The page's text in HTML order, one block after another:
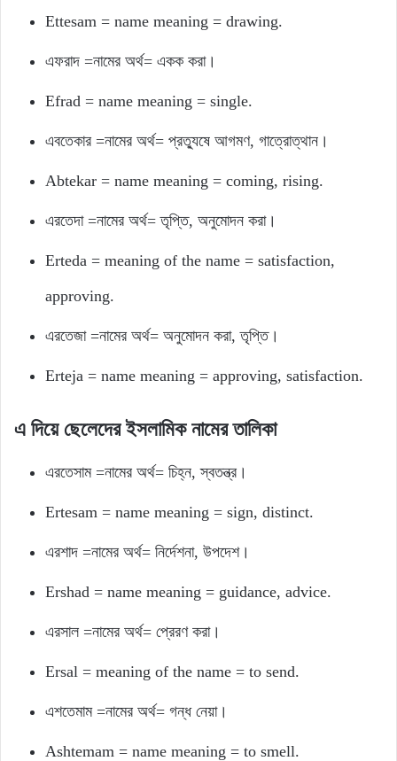
Ettesam = name meaning = drawing.
এফরাদ =নামের অর্থ= একক করা।
Efrad = name meaning = single.
এবতেকার =নামের অর্থ= প্রত্যুষে আগমণ, গাত্রোত্থান।
Abtekar = name meaning = coming, rising.
এরতেদা =নামের অর্থ= তৃপ্তি, অনুমোদন করা।
Erteda = meaning of the name = satisfaction,
approving.
এরতেজা =নামের অর্থ= অনুমোদন করা, তৃপ্তি।
Erteja = name meaning = approving, satisfaction.
এ দিয়ে ছেলেদের ইসলামিক নামের তালিকা
এরতেসাম =নামের অর্থ= চিহ্ন, স্বতন্ত্র।
Ertesam = name meaning = sign, distinct.
এরশাদ =নামের অর্থ= নির্দেশনা, উপদেশ।
Ershad = name meaning = guidance, advice.
এরসাল =নামের অর্থ= প্রেরণ করা।
Ersal = meaning of the name = to send.
এশতেমাম =নামের অর্থ= গন্ধ নেয়া।
Ashtemam = name meaning = to smell.